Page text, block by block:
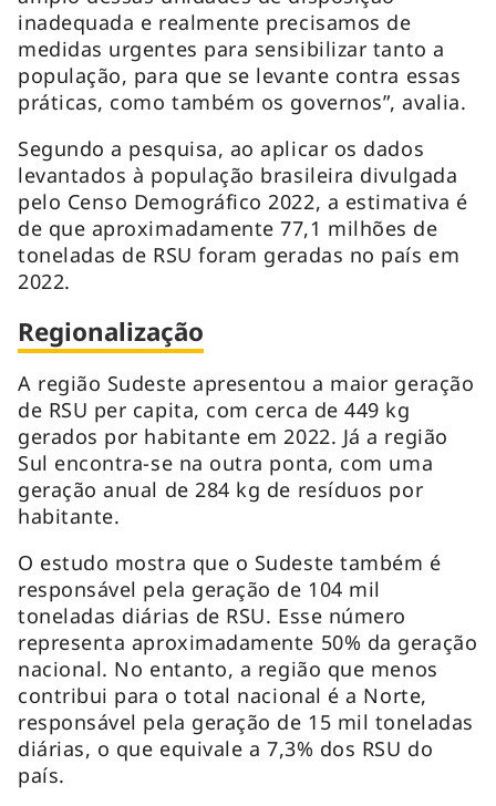
inadequada e realmente precisamos de
medidas urgentes para sensibilizar tanto a
população, para que se levante contra essas
práticas, como também os governos”, avalia.
Segundo a pesquisa, ao aplicar os dados
levantados à população brasileira divulgada
pelo Censo Demográfico 2022, a estimativa é
de que aproximadamente 77,1 milhões de
toneladas de RSU foram geradas no país em
2022.
Regionalização
A região Sudeste apresentou a maior geração
de RSU per capita, com cerca de 449 kg
gerados por habitante em 2022. Já a região
Sul encontra-se na outra ponta, com uma
geração anual de 284 kg de resíduos por
habitante.
O estudo mostra que o Sudeste também é
responsável pela geração de 104 mil
toneladas diárias de RSU. Esse número
representa aproximadamente 50% da geração
nacional. No entanto, a região que menos
contribui para o total nacional é a Norte,
responsável pela geração de 15 mil toneladas
diárias, o que equivale a 7,3% dos RSU do
país.